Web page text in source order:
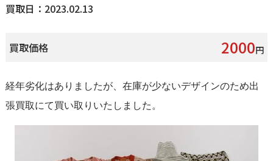
買取日：2023.02.13
買取価格 2000円
経年劣化はありましたが、在庫が少ないデザインのため出
張買取にて買い取りいたしました。